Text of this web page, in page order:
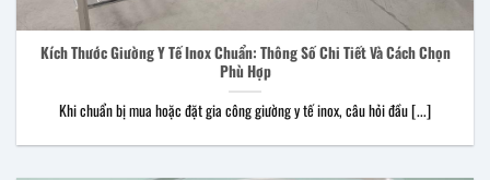
Kích Thước Giường Y Tế Inox Chuẩn: Thông Số Chi Tiết Và Cách Chọn
Phù Hợp
Khi chuẩn bị mua hoặc đặt gia công giường y tế inox, câu hỏi đầu [...]